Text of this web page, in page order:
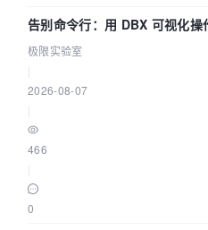
告别命令行：用 DBX 可视化
极限实验室
2026-08-07
466
0